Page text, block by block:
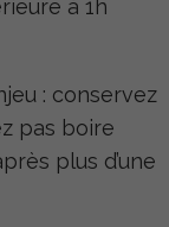
à 1h
: conservez
pas boire
plus d’une